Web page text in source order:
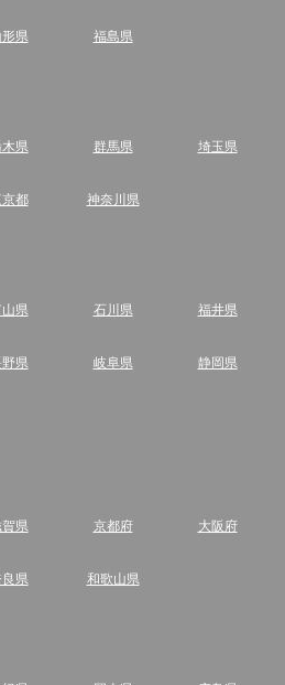
県 福島県
県 群馬県 埼玉県
都 神奈川県
県 石川県 福井県
県 岐阜県 静岡県
県 京都府 大阪府
県 和歌山県